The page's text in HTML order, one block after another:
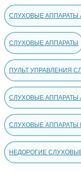
СЛУХОВЫЕ АППАРАТЫ
СЛУХОВЫЕ АППАРАТЫ
ПУЛЬТ УПРАВЛЕНИЯ
СЛУХОВЫЕ АППАРАТЫ
СЛУХОВЫЕ АППАРАТЫ
НЕДОРОГИЕ